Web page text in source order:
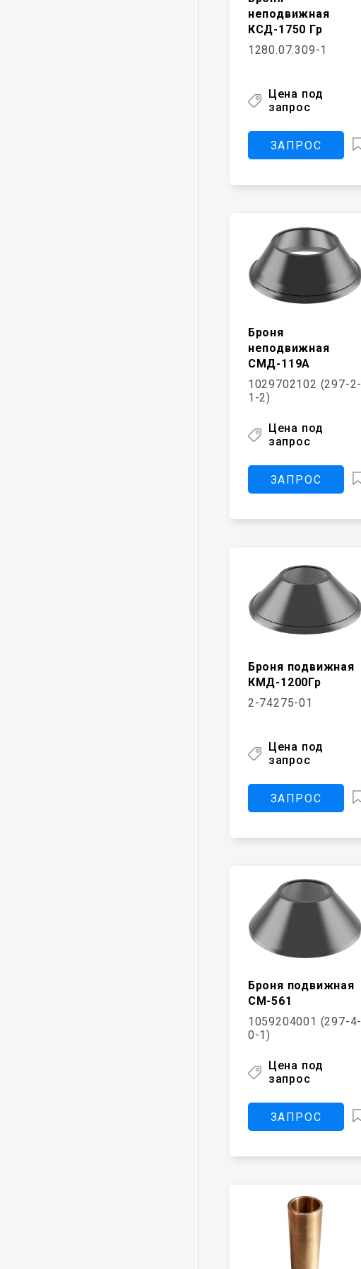
неподвижная
КСД-1750 Гр
1280.07.309-1
Цена под
запрос
ЗАПРОС
Броня
неподвижная
СМД-119А
1029702102 (297-2-
1-2)
Цена под
запрос
ЗАПРОС
Броня подвижная
КМД-1200Гр
2-74275-01
Цена под
запрос
ЗАПРОС
Броня подвижная
СМ-561
1059204001 (297-4-
0-1)
Цена под
запрос
ЗАПРОС